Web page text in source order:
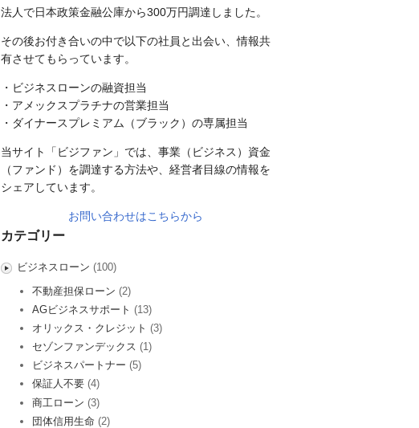
法人で日本政策金融公庫から300万円調達しました。
その後お付き合いの中で以下の社員と出会い、情報共
有させてもらっています。
・ビジネスローンの融資担当
・アメックスプラチナの営業担当
・ダイナースプレミアム（ブラック）の専属担当
当サイト「ビジファン」では、事業（ビジネス）資金
（ファンド）を調達する方法や、経営者目線の情報を
シェアしています。
お問い合わせはこちらから
カテゴリー
ビジネスローン (100)
不動産担保ローン (2)
AGビジネスサポート (13)
オリックス・クレジット (3)
セゾンファンデックス (1)
ビジネスパートナー (5)
保証人不要 (4)
商工ローン (3)
団体信用生命 (2)